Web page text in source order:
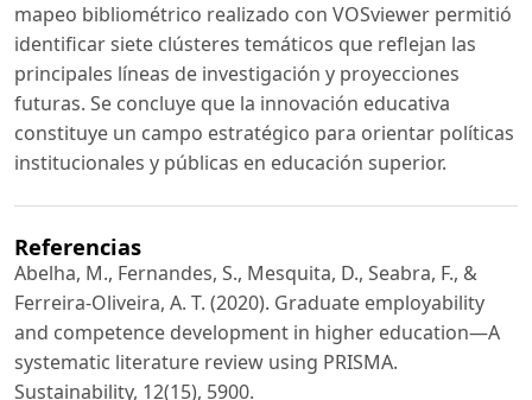
mapeo bibliométrico realizado con VOSviewer permitió
identificar siete clústeres temáticos que reflejan las
principales líneas de investigación y proyecciones
futuras. Se concluye que la innovación educativa
constituye un campo estratégico para orientar políticas
institucionales y públicas en educación superior.
Referencias
Abelha, M., Fernandes, S., Mesquita, D., Seabra, F., &
Ferreira-Oliveira, A. T. (2020). Graduate employability
and competence development in higher education—A
systematic literature review using PRISMA.
Sustainability, 12(15), 5900.